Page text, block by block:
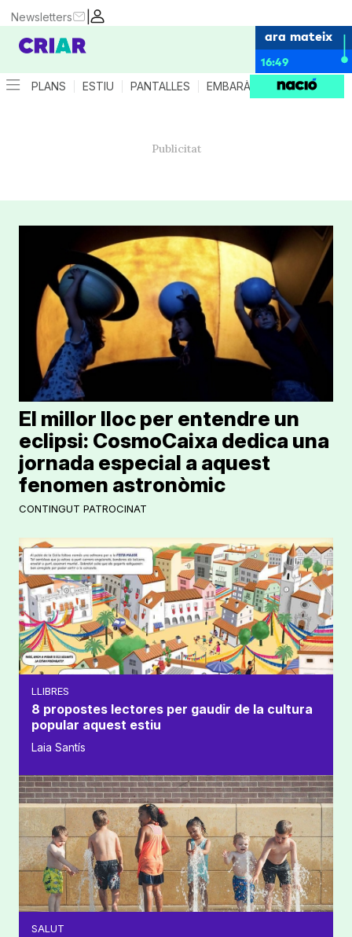
|
Newsletters
ara mateix
16:49
PLANS ESTIU PANTALLES EMBARÀS CRIANÇA
CONTINGUT PATROCINAT
El millor lloc per entendre un
eclipsi: CosmoCaixa dedica una
jornada especial a aquest
fenomen astronòmic
LLIBRES
8 propostes lectores per gaudir de la cultura
popular aquest estiu
Laia Santís
SALUT